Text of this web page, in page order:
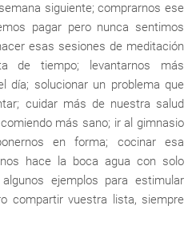
siguiente; comprarnos ese
pagar pero nunca sentimos
esas sesiones de meditación
de tiempo; levantarnos más
día; solucionar un problema que
cuidar más de nuestra salud
más sano; ir al gimnasio
en forma; cocinar esa
hace la boca agua con solo
ejemplos para estimular
compartir vuestra lista, siempre